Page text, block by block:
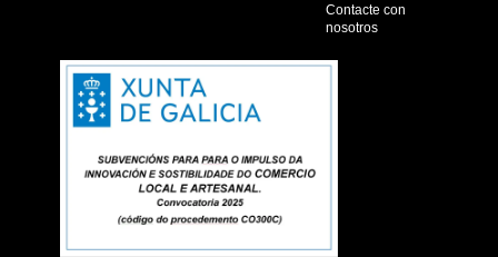
Contacte con
nosotros